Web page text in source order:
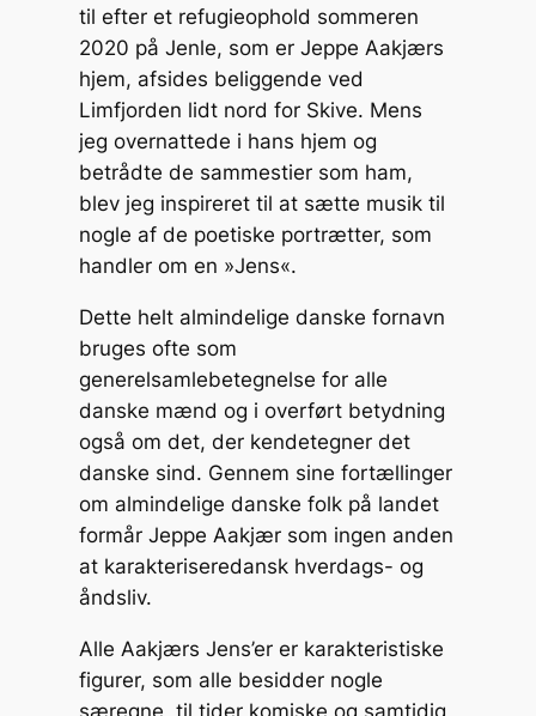
til efter et refugieophold sommeren
2020 på Jenle, som er Jeppe Aakjærs
hjem, afsides beliggende ved
Limfjorden lidt nord for Skive. Mens
jeg overnattede i hans hjem og
betrådte de sammestier som ham,
blev jeg inspireret til at sætte musik til
nogle af de poetiske portrætter, som
handler om en »Jens«.
Dette helt almindelige danske fornavn
bruges ofte som
generelsamlebetegnelse for alle
danske mænd og i overført betydning
også om det, der kendetegner det
danske sind. Gennem sine fortællinger
om almindelige danske folk på landet
formår Jeppe Aakjær som ingen anden
at karakteriseredansk hverdags- og
åndsliv.
Alle Aakjærs Jens’er er karakteristiske
figurer, som alle besidder nogle
særegne, til tider komiske og samtidig